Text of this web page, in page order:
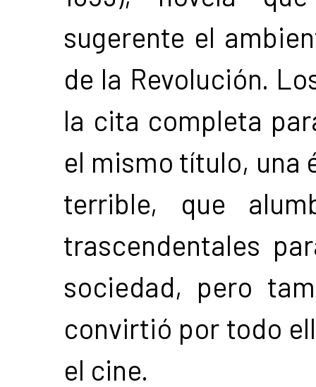
sugerente el
de la Revolución.
la cita completa
el mismo título, una
terrible, que
trascendentales
sociedad, pero
convirtió por todo
el cine.